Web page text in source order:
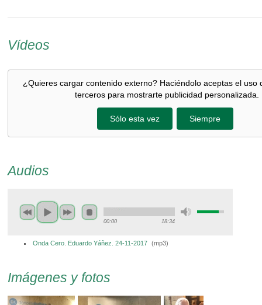
Vídeos
¿Quieres cargar contenido externo? Haciéndolo aceptas el uso
terceros para mostrarte publicidad personalizada.
Sólo esta vez Siempre
Audios
00:00 18:34
Onda Cero. Eduardo Yáñez. 24-11-2017 (mp3)
Imágenes y fotos